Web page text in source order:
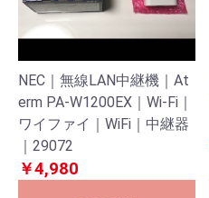
NEC｜無線LAN中継機｜At
erm PA-W1200EX｜Wi-Fi｜
ワイファイ｜WiFi｜中継器
｜29072
￥4,980